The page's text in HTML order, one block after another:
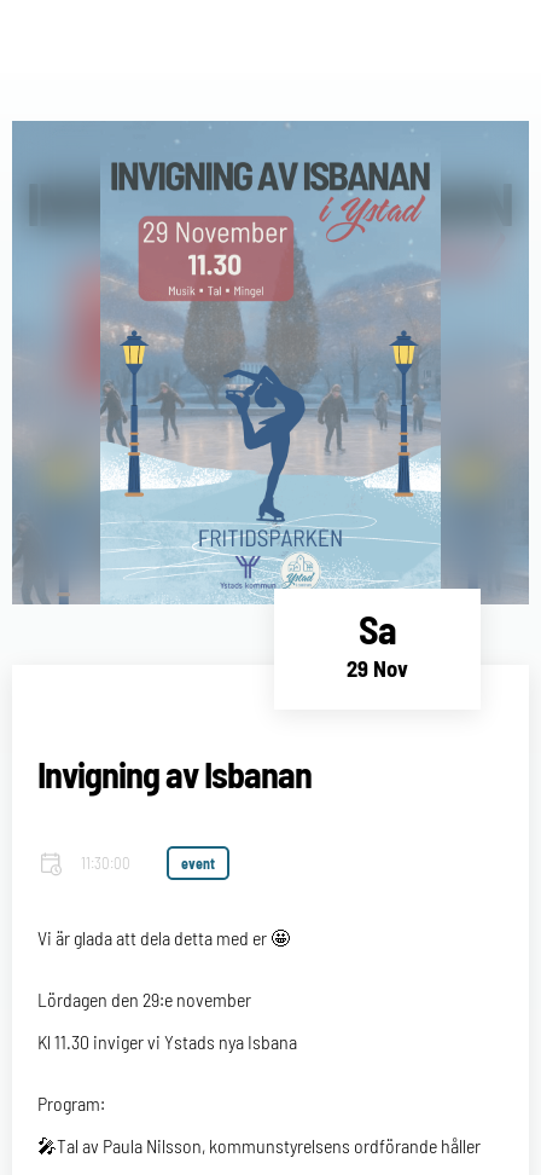
Sa
29 Nov
Invigning av Isbanan
11:30:00 event
Vi är glada att dela detta med er 🤩
Lördagen den 29:e november
Kl 11.30 inviger vi Ystads nya Isbana
Program:
🎤Tal av Paula Nilsson, kommunstyrelsens ordförande håller